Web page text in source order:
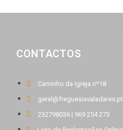
CONTACTOS
Caminho da Igreja nº18
geral@freguesiavaladares.pt
232798036 | 969 254 273